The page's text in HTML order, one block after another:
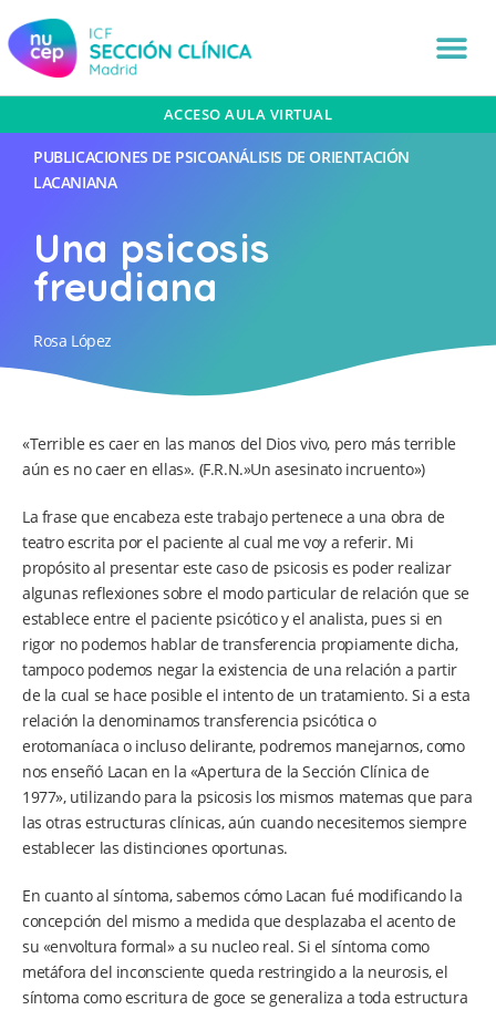
ACCESO AULA VIRTUAL
PUBLICACIONES DE PSICOANÁLISIS DE ORIENTACIÓN
LACANIANA
Una psicosis
freudiana
Rosa López
«Terrible es caer en las manos del Dios vivo, pero más terrible
aún es no caer en ellas». (F.R.N.»Un asesinato incruento»)
La frase que encabeza este trabajo pertenece a una obra de
teatro escrita por el paciente al cual me voy a referir. Mi
propósito al presentar este caso de psicosis es poder realizar
algunas reflexiones sobre el modo particular de relación que se
establece entre el paciente psicótico y el analista, pues si en
rigor no podemos hablar de transferencia propiamente dicha,
tampoco podemos negar la existencia de una relación a partir
de la cual se hace posible el intento de un tratamiento. Si a esta
relación la denominamos transferencia psicótica o
erotomaníaca o incluso delirante, podremos manejarnos, como
nos enseñó Lacan en la «Apertura de la Sección Clínica de
1977», utilizando para la psicosis los mismos matemas que para
las otras estructuras clínicas, aún cuando necesitemos siempre
establecer las distinciones oportunas.
En cuanto al síntoma, sabemos cómo Lacan fué modificando la
concepción del mismo a medida que desplazaba el acento de
su «envoltura formal» a su nucleo real. Si el síntoma como
metáfora del inconsciente queda restringido a la neurosis, el
síntoma como escritura de goce se generaliza a toda estructura